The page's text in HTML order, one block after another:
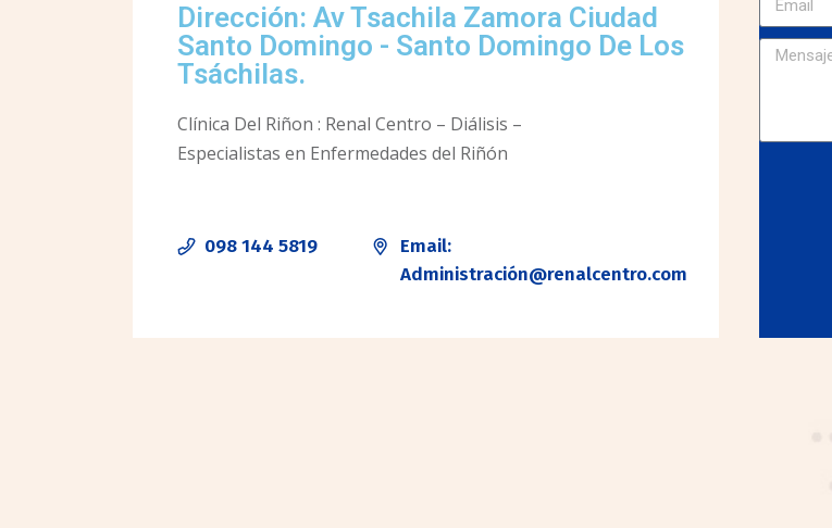
Dirección: Av Tsachila Zamora Ciudad
Santo Domingo - Santo Domingo De Los
Tsáchilas.
Clínica Del Riñon : Renal Centro – Diálisis –
Especialistas en Enfermedades del Riñón
098 144 5819
Email:
Administración@renalcentro.com